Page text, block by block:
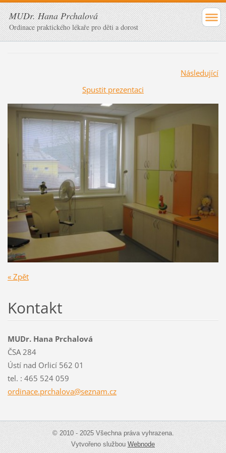
MUDr. Hana Prchalová
Ordinace praktického lékaře pro děti a dorost
Následující
Spustit prezentaci
« Zpět
Kontakt
MUDr. Hana Prchalová
ČSA 284
Ústí nad Orlicí 562 01
tel. : 465 524 059
ordinace.prchalova@seznam.cz
© 2010 - 2025 Všechna práva vyhrazena.
Vytvořeno službouWebnode